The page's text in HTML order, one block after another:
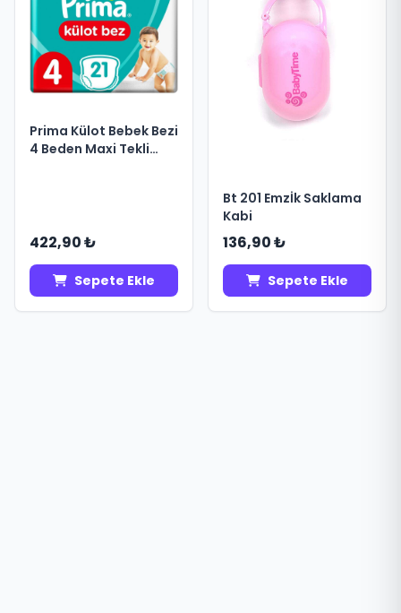
Prima Külot Bebek Bezi
4 Beden Maxi Tekli
422,90 ₺
Sepete Ekle
Bt 201 Emzİk Saklama
Kabi
136,90 ₺
Sepete Ekle